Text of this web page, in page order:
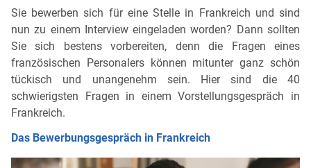
Sie bewerben sich für eine Stelle in Frankreich und sind
nun zu einem Interview eingeladen worden? Dann sollten
Sie sich bestens vorbereiten, denn die Fragen eines
französischen Personalers können mitunter ganz schön
tückisch und unangenehm sein. Hier sind die 40
schwierigsten Fragen in einem Vorstellungsgespräch in
Frankreich.
Das Bewerbungsgespräch in Frankreich